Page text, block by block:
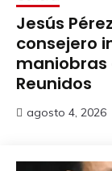
Jesús
consejero
maniobras
Reunidos
agosto 4, 2026